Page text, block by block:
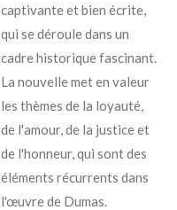
captivante et bien écrite,
qui se déroule dans un
cadre historique fascinant.
La nouvelle met en valeur
les thèmes de la loyauté,
de l'amour, de la justice et
de l'honneur, qui sont des
éléments récurrents dans
l'œuvre de Dumas.